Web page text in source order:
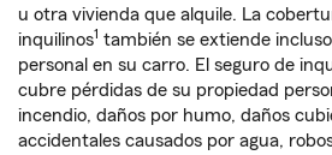
u otra vivienda que alquile. La
inquilinos1 también se extiende
personal en su carro. El seguro de
cubre pérdidas de su propiedad
incendio, daños por humo, daños
accidentales causados por agua,